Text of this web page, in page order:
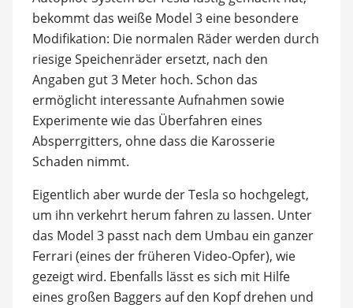
bekommt das weiße Model 3 eine besondere
Modifikation: Die normalen Räder werden durch
riesige Speichenräder ersetzt, nach den
Angaben gut 3 Meter hoch. Schon das
ermöglicht interessante Aufnahmen sowie
Experimente wie das Überfahren eines
Absperrgitters, ohne dass die Karosserie
Schaden nimmt.
Eigentlich aber wurde der Tesla so hochgelegt,
um ihn verkehrt herum fahren zu lassen. Unter
das Model 3 passt nach dem Umbau ein ganzer
Ferrari (eines der früheren Video-Opfer), wie
gezeigt wird. Ebenfalls lässt es sich mit Hilfe
eines großen Baggers auf den Kopf drehen und